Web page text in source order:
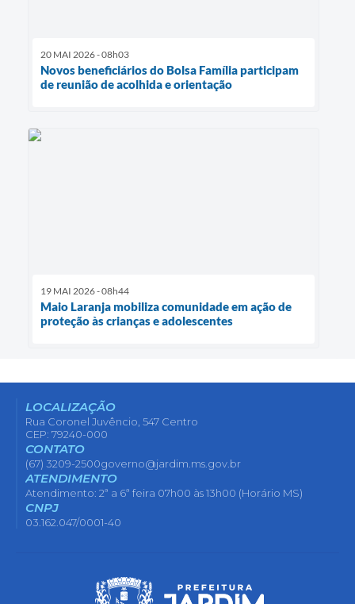
20 MAI 2026 - 08h03
Novos beneficiários do Bolsa Família participam
de reunião de acolhida e orientação
19 MAI 2026 - 08h44
Maio Laranja mobiliza comunidade em ação de
proteção às crianças e adolescentes
LOCALIZAÇÃO
Rua Coronel Juvêncio, 547 Centro
CEP: 79240-000
CONTATO
(67) 3209-2500governo@jardim.ms.gov.br
ATENDIMENTO
Atendimento: 2ª a 6ª feira 07h00 às 13h00 (Horário MS)
CNPJ
03.162.047/0001-40